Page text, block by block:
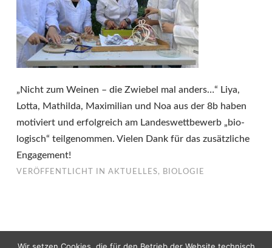
„Nicht zum Weinen – die Zwiebel mal anders…“ Liya,
Lotta, Mathilda, Maximilian und Noa aus der 8b haben
motiviert und erfolgreich am Landeswettbewerb „bio-
logisch“ teilgenommen. Vielen Dank für das zusätzliche
Engagement!
VERÖFFENTLICHT IN AKTUELLES, BIOLOGIE